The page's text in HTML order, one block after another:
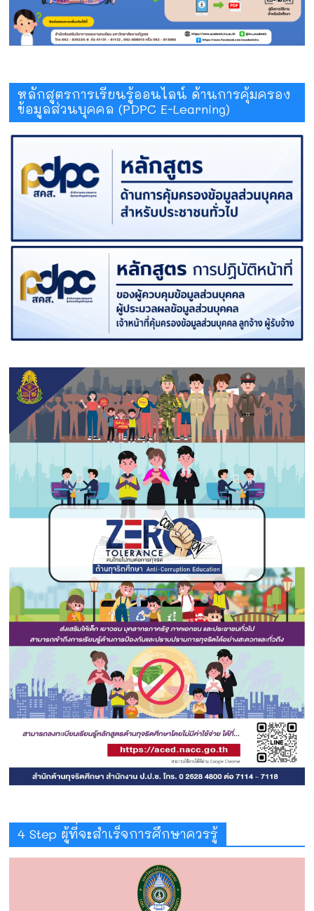
หลักสูตรการเรียนรู้ออนไลน์ ด้านการคุ้มครอง
ข้อมูลส่วนบุคคล (PDPC E-Learning)
4 Step ผู้ที่จะสำเร็จการศึกษาควรรู้